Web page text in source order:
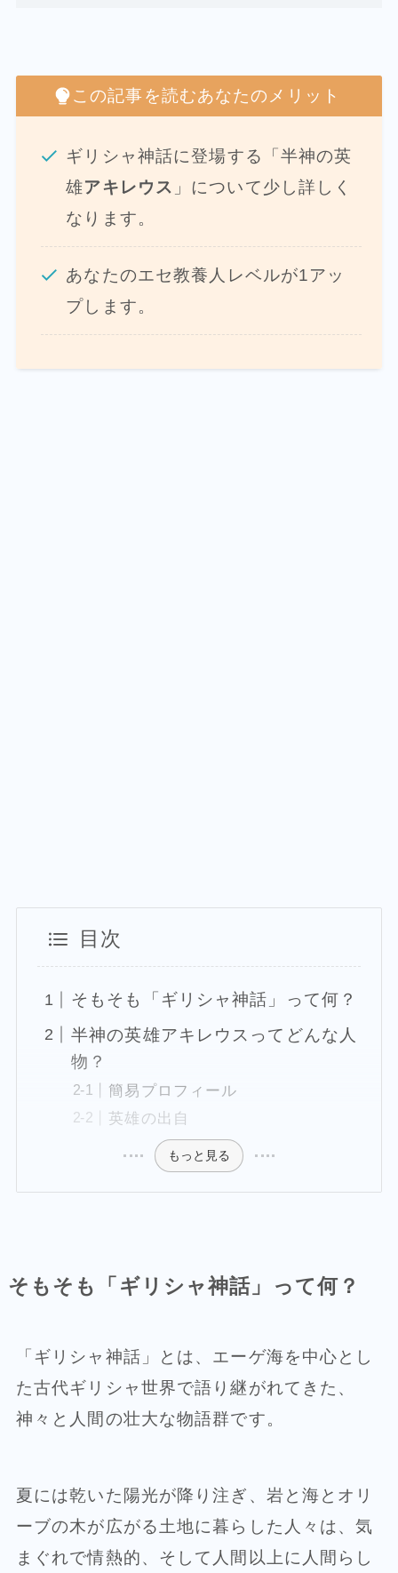
この記事を読むあなたのメリット
ギリシャ神話に登場する「半神の英
雄アキレウス 」について少し詳しく
なります。
あなたのエセ教養人レベルが1アッ
プします。
目次
そもそも「ギリシャ神話」って何？
半神の英雄アキレウスってどんな人
物？
簡易プロフィール
英雄の出自
もっと見る
そもそも「ギリシャ神話」って何？
「ギリシャ神話」とは、エーゲ海を中心とし
た古代ギリシャ世界で語り継がれてきた、
神々と人間の壮大な物語群です。
夏には乾いた陽光が降り注ぎ、岩と海とオリ
ーブの木が広がる土地に暮らした人々は、気
まぐれで情熱的、そして人間以上に人間らし